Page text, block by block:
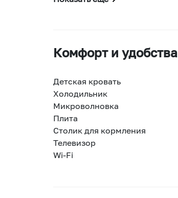
Комфорт и удобства
Детская кровать
Холодильник
Микроволновка
Плита
Столик для кормления
Телевизор
Wi-Fi